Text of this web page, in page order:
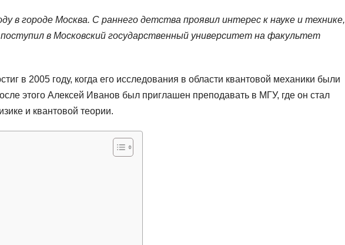
в городе Москва. С раннего детства проявил интерес к науке и технике,
в Московский государственный университет на факультет
в 2005 году, когда его исследования в области квантовой механики были
этого Алексей Иванов был приглашен преподавать в МГУ, где он стал
и квантовой теории.